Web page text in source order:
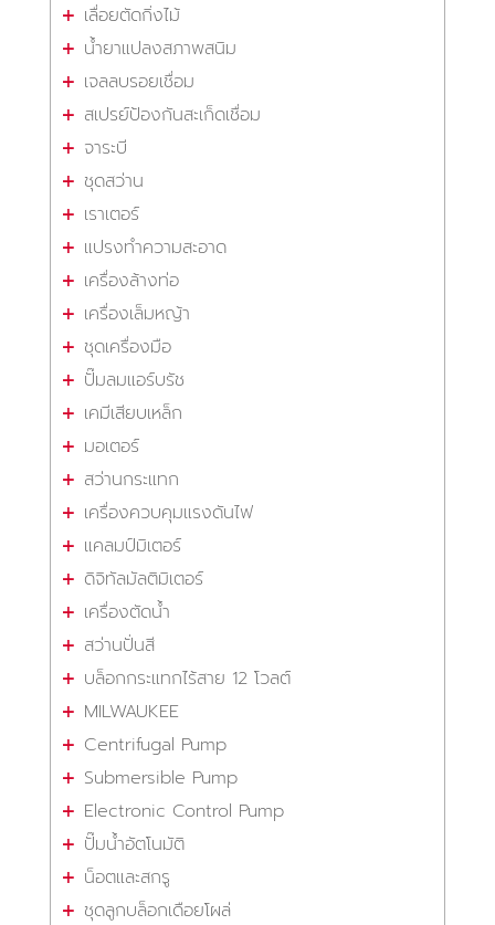
เลื่อยตัดกิ่งไม้
น้ำยาแปลงสภาพสนิม
เจลลบรอยเชื่อม
สเปรย์ป้องกันสะเก็ดเชื่อม
จาระบี
ชุดสว่าน
เราเตอร์
แปรงทำความสะอาด
เครื่องล้างท่อ
เครื่องเล็มหญ้า
ชุดเครื่องมือ
ปั๊มลมแอร์บรัช
เคมีเสียบเหล็ก
มอเตอร์
สว่านกระแทก
เครื่องควบคุมแรงดันไฟ
แคลมป์มิเตอร์
ดิจิทัลมัลติมิเตอร์
เครื่องตัดน้ำ
สว่านปั่นสี
บล็อกกระแทกไร้สาย 12 โวลต์
MILWAUKEE
Centrifugal Pump
Submersible Pump
Electronic Control Pump
ปั๊มน้ำอัตโนมัติ
น็อตและสกรู
ชุดลูกบล็อกเดือยโผล่